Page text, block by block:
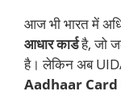
आज भी भारत में
आधार कार्डहै, जो
है। लेकिन अब
Aadhaar Card